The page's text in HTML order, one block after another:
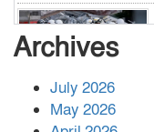
Archives
July 2026
May 2026